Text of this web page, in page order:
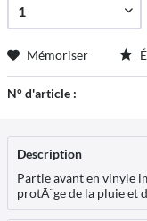
Mémoriser
N° d'article :
Description
Partie avant en vinyle
protÃ¨ge de la pluie et